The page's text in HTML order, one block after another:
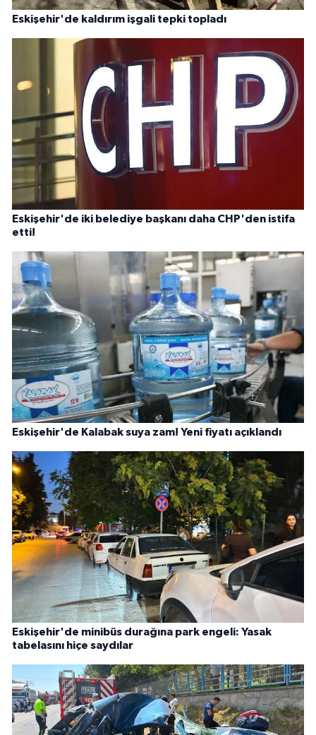
Eskişehir'de kaldırım işgali tepki topladı
Eskişehir'de iki belediye başkanı daha CHP'den istifa
etti!
Eskişehir'de Kalabak suya zam! Yeni fiyatı açıklandı
Eskişehir'de minibüs durağına park engeli: Yasak
tabelasını hiçe saydılar